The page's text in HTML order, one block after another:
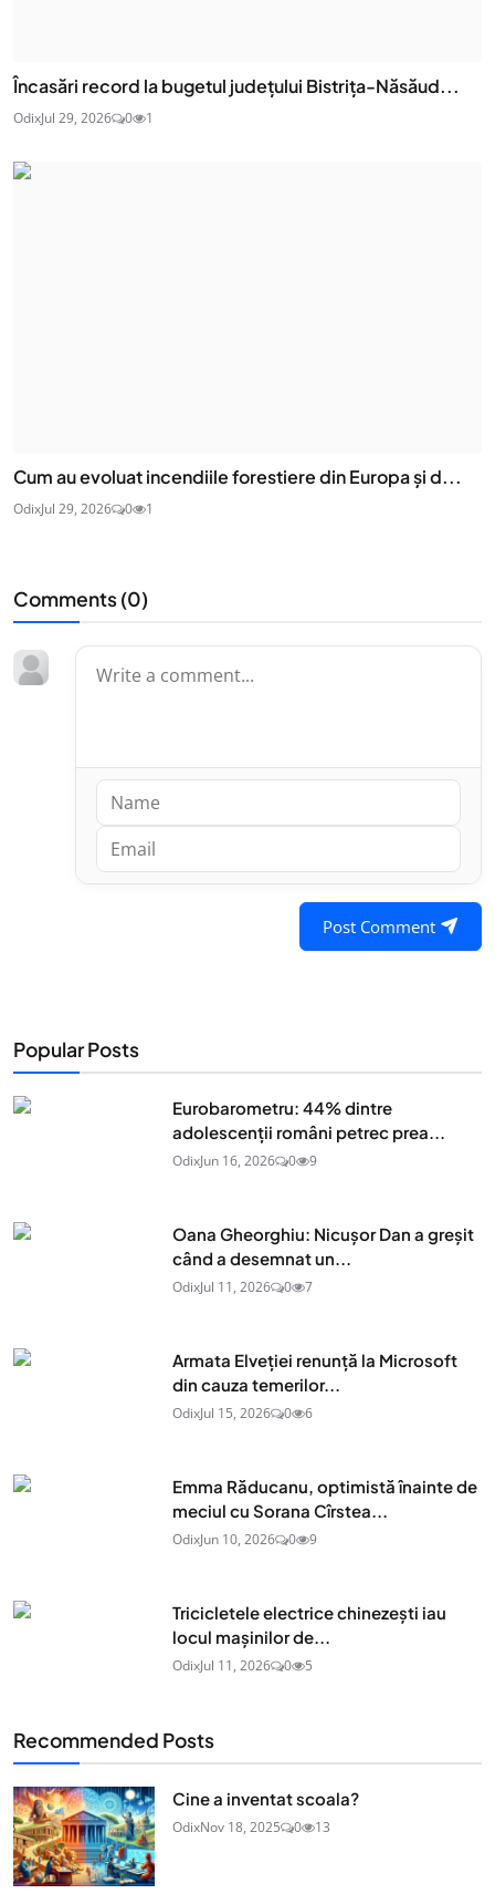
Încasări record la bugetul județului Bistrița-Năsăud...
OdixJul 29, 2026 0 1
Cum au evoluat incendiile forestiere din Europa și d...
OdixJul 29, 2026 0 1
Comments (0)
Post Comment
Popular Posts
Eurobarometru: 44% dintre
adolescenţii români petrec prea...
OdixJun 16, 2026 0 9
Oana Gheorghiu: Nicușor Dan a greșit
când a desemnat un...
OdixJul 11, 2026 0 7
Armata Elveției renunță la Microsoft
din cauza temerilor...
OdixJul 15, 2026 0 6
Emma Răducanu, optimistă înainte de
meciul cu Sorana Cîrstea...
OdixJun 10, 2026 0 9
Tricicletele electrice chinezești iau
locul mașinilor de...
OdixJul 11, 2026 0 5
Recommended Posts
Cine a inventat scoala?
OdixNov 18, 2025 0 13